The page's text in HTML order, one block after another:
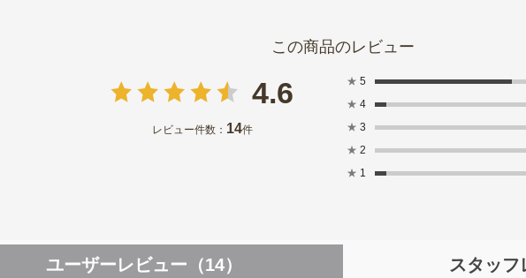
4.6
レビュー件数： 14件
★ 5
★ 4
★ 3
★ 2
★ 1
ユーザーレビュー （14） スタッフ